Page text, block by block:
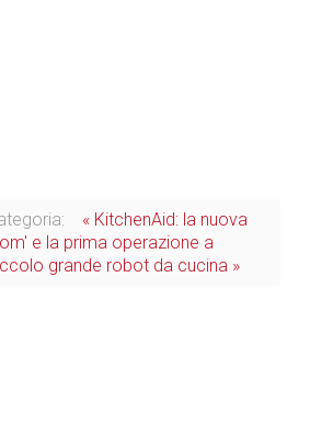
« KitchenAid: la nuova
e la prima operazione a
grande robot da cucina »